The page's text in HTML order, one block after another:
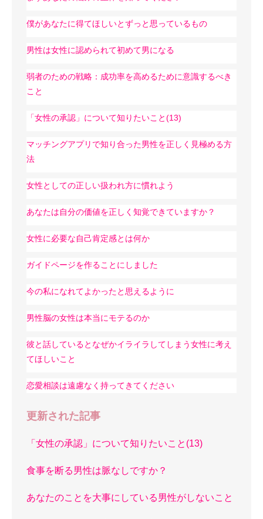
僕があなたに得てほしいとずっと思っているもの
男性は女性に認められて初めて男になる
弱者のための戦略：成功率を高めるために意識するべき
こと
「女性の承認」について知りたいこと(13)
マッチングアプリで知り合った男性を正しく見極める方
法
女性としての正しい扱われ方に慣れよう
あなたは自分の価値を正しく知覚できていますか？
女性に必要な自己肯定感とは何か
ガイドページを作ることにしました
今の私になれてよかったと思えるように
男性脳の女性は本当にモテるのか
彼と話しているとなぜかイライラしてしまう女性に考え
てほしいこと
恋愛相談は遠慮なく持ってきてください
更新された記事
「女性の承認」について知りたいこと(13)
食事を断る男性は脈なしですか？
あなたのことを大事にしている男性がしないこと